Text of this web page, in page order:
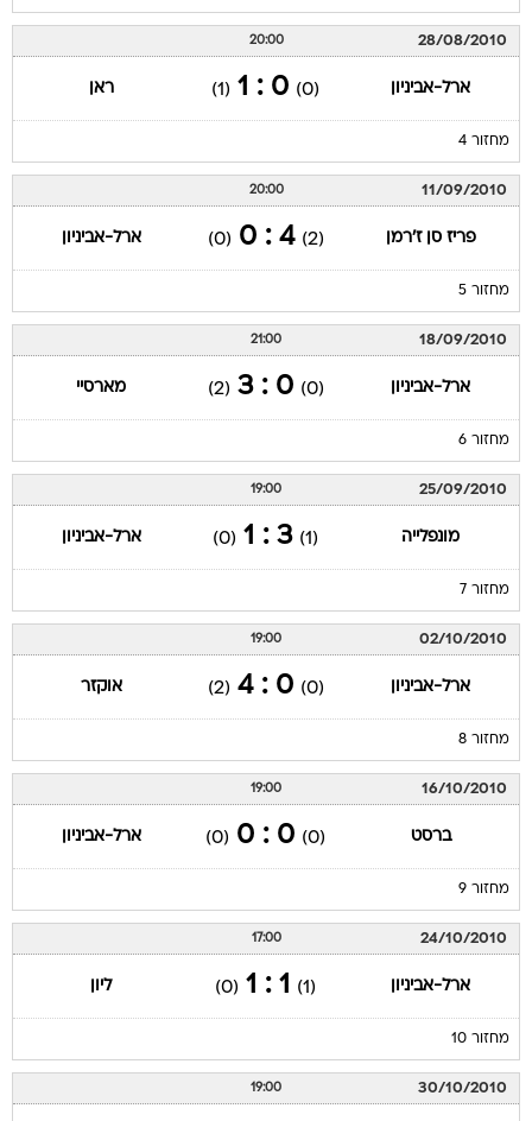
28/08/2010
20:00
ארל-אביניון (0)
0 : 1
(1) ראן
מחזור 4
11/09/2010
20:00
פריז סן ז'רמן (2)
4 : 0
(0) ארל-אביניון
מחזור 5
18/09/2010
21:00
ארל-אביניון (0)
0 : 3
(2) מארסיי
מחזור 6
25/09/2010
19:00
מונפלייה (1)
3 : 1
(0) ארל-אביניון
מחזור 7
02/10/2010
19:00
ארל-אביניון (0)
0 : 4
(2) אוקזר
מחזור 8
16/10/2010
19:00
ברסט (0)
0 : 0
(0) ארל-אביניון
מחזור 9
24/10/2010
17:00
ארל-אביניון (1)
1 : 1
(0) ליון
מחזור 10
30/10/2010
19:00